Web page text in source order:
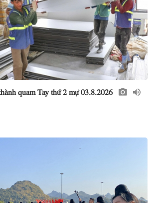
quam Tay thứ 2 mự 03.8.2026